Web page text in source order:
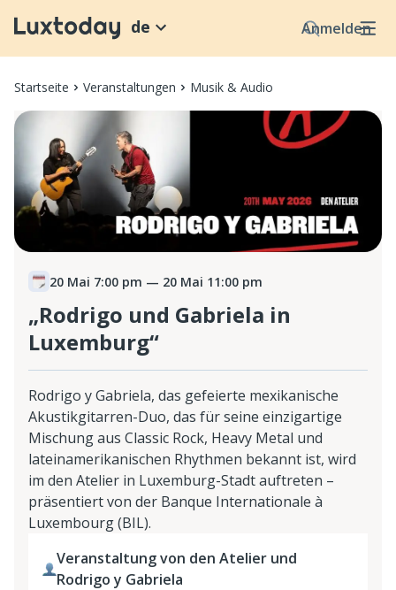
Anmelden
de
Startseite Veranstaltungen Musik & Audio
20 Mai 7:00 pm — 20 Mai 11:00 pm
„Rodrigo und Gabriela in
Luxemburg“
Rodrigo y Gabriela, das gefeierte mexikanische
Akustikgitarren-Duo, das für seine einzigartige
Mischung aus Classic Rock, Heavy Metal und
lateinamerikanischen Rhythmen bekannt ist, wird
im den Atelier in Luxemburg-Stadt auftreten –
präsentiert von der Banque Internationale à
Luxembourg (BIL).
Veranstaltung von den Atelier und
Rodrigo y Gabriela